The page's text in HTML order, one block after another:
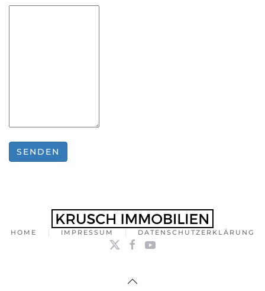
HOME IMPRESSUM DATENSCHUTZERKLÄRUNG